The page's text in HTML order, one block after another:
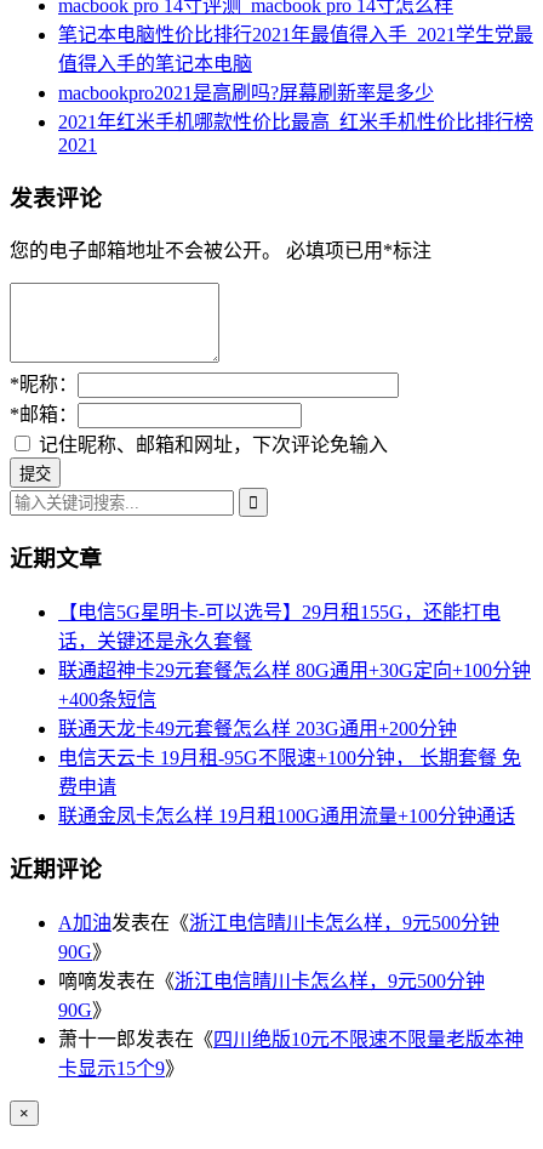
macbook pro 14寸评测_macbook pro 14寸怎么样
笔记本电脑性价比排行2021年最值得入手_2021学生党最
值得入手的笔记本电脑
macbookpro2021是高刷吗?屏幕刷新率是多少
2021年红米手机哪款性价比最高_红米手机性价比排行榜
2021
发表评论
您的电子邮箱地址不会被公开。 必填项已用 *标注
*昵称：
*邮箱：
记住昵称、邮箱和网址，下次评论免输入
近期文章
【电信5G星明卡-可以选号】29月租155G，还能打电
话，关键还是永久套餐
联通超神卡29元套餐怎么样 80G通用+30G定向+100分钟
+400条短信
联通天龙卡49元套餐怎么样 203G通用+200分钟
电信天云卡 19月租-95G不限速+100分钟， 长期套餐 免
费申请
联通金凤卡怎么样 19月租100G通用流量+100分钟通话
近期评论
A加油发表在《浙江电信晴川卡怎么样，9元500分钟
90G》
嘀嘀发表在《浙江电信晴川卡怎么样，9元500分钟
90G》
萧十一郎发表在《四川绝版10元不限速不限量老版本神
卡显示15个9》
×